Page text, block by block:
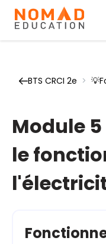
BTS CRCI 2e >
Module
le